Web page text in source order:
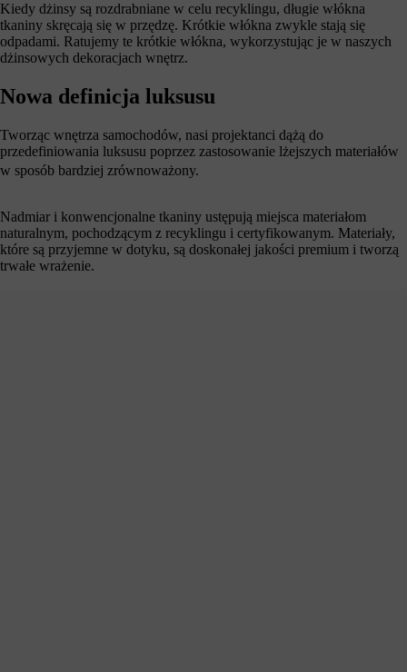
Kiedy dżinsy są rozdrabniane w celu recyklingu, długie włókna
tkaniny skręcają się w przędzę. Krótkie włókna zwykle stają się
odpadami. Ratujemy te krótkie włókna, wykorzystując je w naszych
dżinsowych dekoracjach wnętrz.
Nowa definicja luksusu
Tworząc wnętrza samochodów, nasi projektanci dążą do
przedefiniowania luksusu poprzez zastosowanie lżejszych materiałów
w sposób bardziej zrównoważony.
Nadmiar i konwencjonalne tkaniny ustępują miejsca materiałom
naturalnym, pochodzącym z recyklingu i certyfikowanym. Materiały,
które są przyjemne w dotyku, są doskonałej jakości premium i tworzą
trwałe wrażenie.